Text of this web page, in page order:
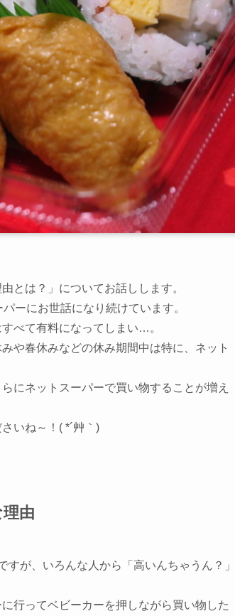
とは？」についてお話しします。
ーにお世話になり続けています。
べて有料になってしまい…。
や春休みなどの休み期間中は特に、ネット
にネットスーパーで買い物することが増え
いね～！( *´艸｀)
由
すが、いろんな人から「高いんちゃうん？」
行ってベビーカーを押しながら買い物した